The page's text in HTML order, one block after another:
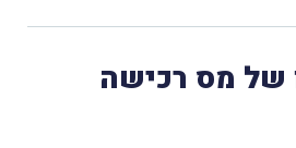
של מס רכישה